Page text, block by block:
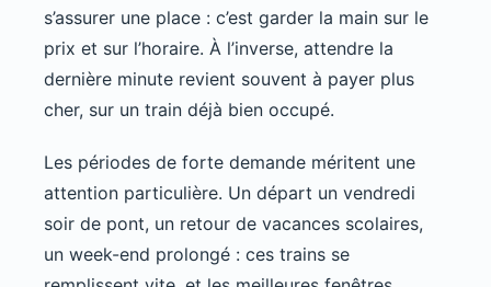
s’assurer une place : c’est garder la main sur le
prix et sur l’horaire. À l’inverse, attendre la
dernière minute revient souvent à payer plus
cher, sur un train déjà bien occupé.
Les périodes de forte demande méritent une
attention particulière. Un départ un vendredi
soir de pont, un retour de vacances scolaires,
un week-end prolongé : ces trains se